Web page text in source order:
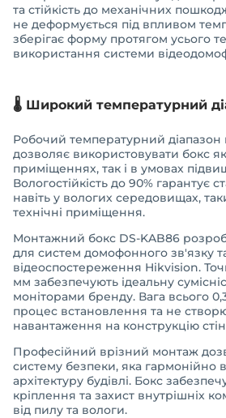
та стійкість до механічних
не деформується під впливом
зберігає форму протягом усього
використання системи
🌡️ Широкий температурний
Робочий температурний діапазон
дозволяє використовувати бокс
приміщеннях, так і в умовах
Вологостійкість до 90% гарантує
навіть у вологих середовищах,
технічні приміщення.
Монтажний бокс DS-KAB86
для систем домофонного зв'язку
відеоспостереження Hikvision.
мм забезпечують ідеальну
моніторами бренду. Вага всього
процес встановлення та не
навантаження на конструкцію
Професійний врізний монтаж
систему безпеки, яка гармонійно
архітектуру будівлі. Бокс
кріплення та захист внутрішніх
від пилу та вологи.